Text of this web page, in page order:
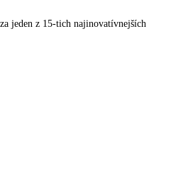
jeden z 15-tich najinovatívnejších